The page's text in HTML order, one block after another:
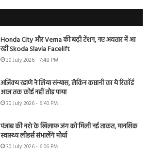
Honda City और Verna की बढ़ी टेंशन, नए अवतार में आ
रही Skoda Slavia Facelift
30 July 2026 - 7:48 PM
अजिंक्य रहाणे ने लिया संन्यास, लेकिन कप्तानी का ये रिकॉर्ड
आज तक कोई नहीं तोड़ पाया
30 July 2026 - 6:40 PM
पंजाब की नशे के खिलाफ जंग को मिली नई ताकत, मानसिक
स्वास्थ्य लीडर्स संभालेंगे मोर्चा
30 July 2026 - 6:06 PM